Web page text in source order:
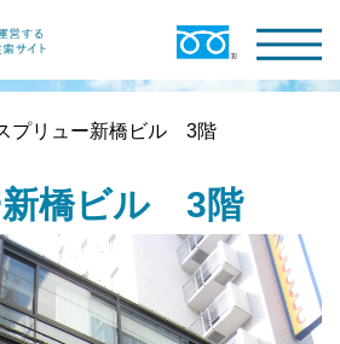
プリュー新橋ビル 3階
新橋ビル 3階